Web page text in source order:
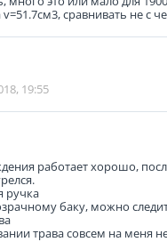
сравнивать не с
19:55
работает хорошо,
ручка
баку, можно
трава совсем на меня